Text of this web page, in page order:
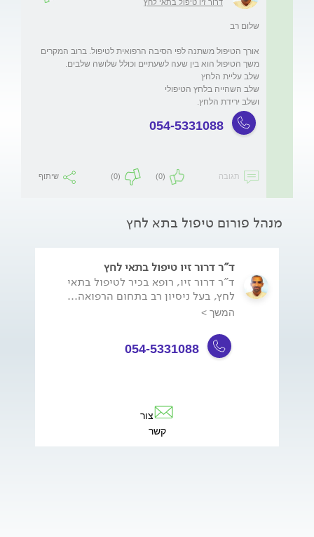
דרור זיו טיפול בתאי לחץ
אורך הטיפול משתנה לפי הסיבה הרפואית לטיפול. ברוב המקרים
ושלב ירידת הלחץ.
054-5331088
תגובה (0)
(0) שיתוף
מנהל פורום טיפול בתא לחץ
ד"ר דרור זיו טיפול בתאי לחץ
ד"ר דרור זיו, רופא בכיר לטיפול בתאי
לחץ, בעל ניסיון רב בתחום הרפואה...
המשך >
054-5331088
צור
קשר